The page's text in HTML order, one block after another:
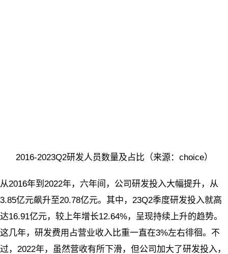
2016-2023Q2研发人员数量及占比（来源：choice）
从2016年到2022年，六年间，公司研发投入大幅提升，从
3.85亿元飙升至20.78亿元。其中，23Q2季度研发投入就高
达16.91亿元，较上年增长12.64%，呈现持续上升的趋势。
这几年，研发费用占营业收入比重一直在3%左右徘徊。不
过，2022年，虽然营收有所下滑，但公司加大了研发投入，